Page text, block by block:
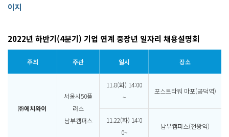
이지
2022년 하반기(4분기) 기업 연계 중장년 일자리 채용설명회
주최 주관 일시 장소
㈜에치와이
서울시50플
러스
남부캠퍼스
11.8(화) 14:00
~
포스트타워 마포(공덕역)
11.22(화) 14:0
0~
남부캠퍼스(천왕역)